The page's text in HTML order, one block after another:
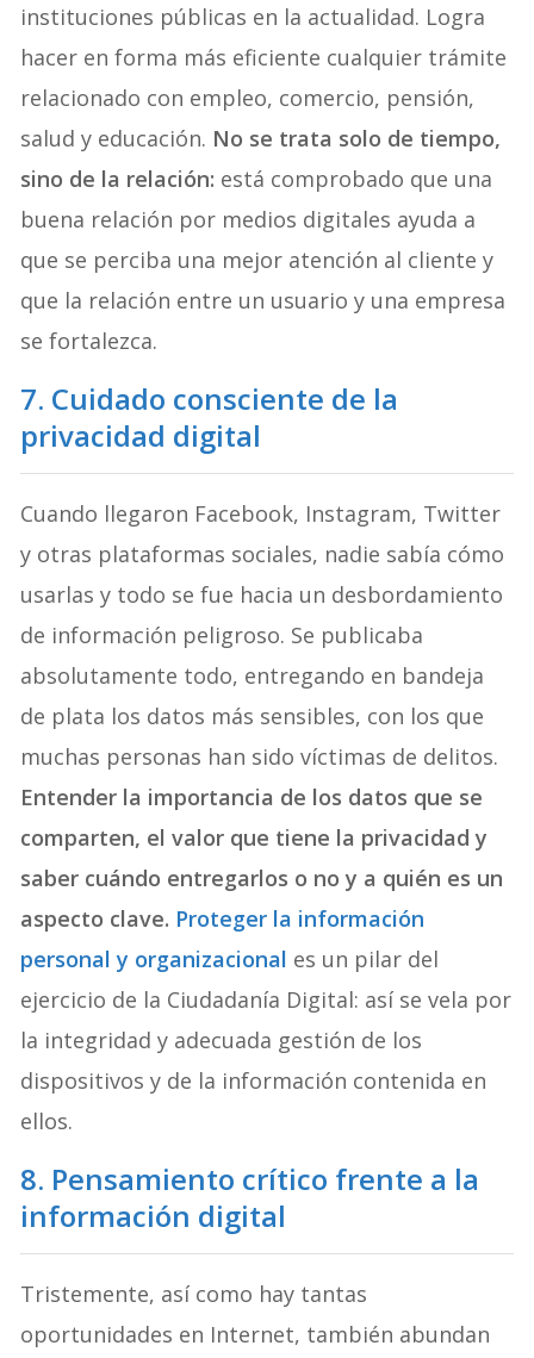
instituciones públicas en la actualidad. Logra
hacer en forma más eficiente cualquier trámite
relacionado con empleo, comercio, pensión,
salud y educación. No se trata solo de tiempo,
sino de la relación: está comprobado que una
buena relación por medios digitales ayuda a
que se perciba una mejor atención al cliente y
que la relación entre un usuario y una empresa
se fortalezca.
7. Cuidado consciente de la
privacidad digital
Cuando llegaron Facebook, Instagram, Twitter
y otras plataformas sociales, nadie sabía cómo
usarlas y todo se fue hacia un desbordamiento
de información peligroso. Se publicaba
absolutamente todo, entregando en bandeja
de plata los datos más sensibles, con los que
muchas personas han sido víctimas de delitos.
Entender la importancia de los datos que se
comparten, el valor que tiene la privacidad y
saber cuándo entregarlos o no y a quién es un
aspecto clave. Proteger la información
personal y organizacional es un pilar del
ejercicio de la Ciudadanía Digital: así se vela por
la integridad y adecuada gestión de los
dispositivos y de la información contenida en
ellos.
8. Pensamiento crítico frente a la
información digital
Tristemente, así como hay tantas
oportunidades en Internet, también abundan